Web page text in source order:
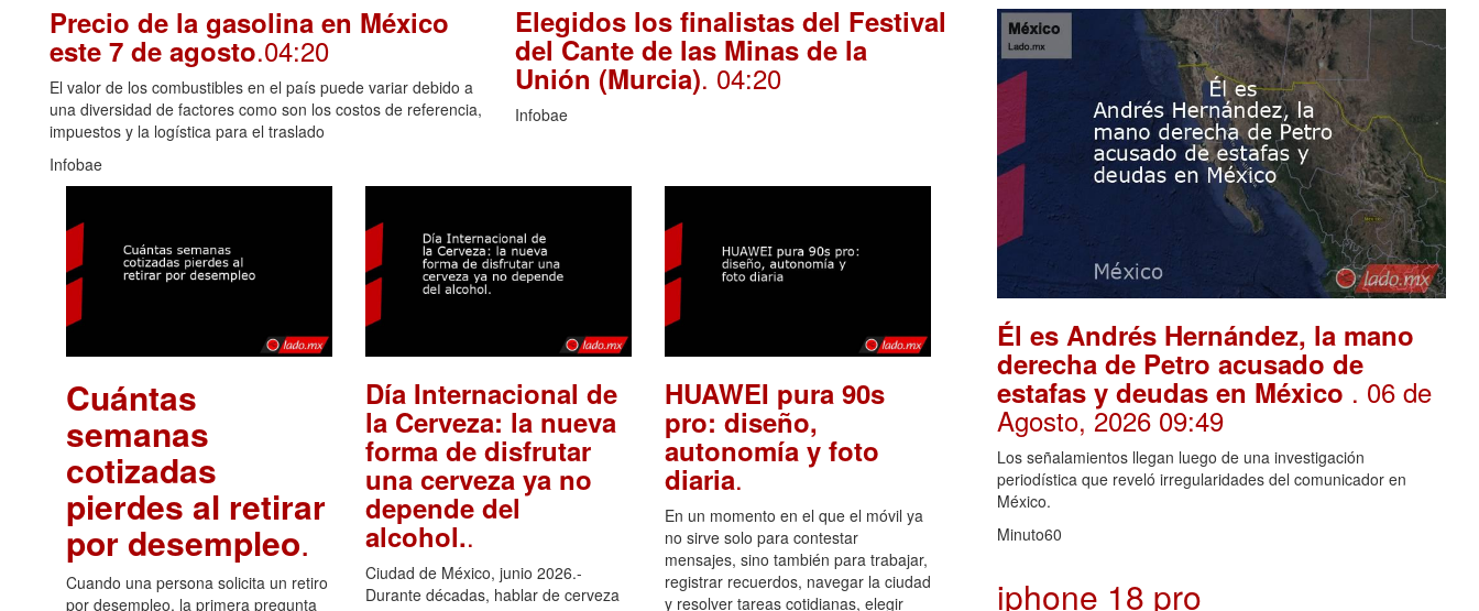
Precio de la gasolina en México
este 7 de agosto.04:20
El valor de los combustibles en el país puede variar debido a
una diversidad de factores como son los costos de referencia,
impuestos y la logística para el traslado
Infobae
Elegidos los finalistas del Festival
del Cante de las Minas de la
Unión (Murcia). 04:20
Infobae
Cuántas
semanas
cotizadas
pierdes al retirar
por desempleo.
Cuando una persona solicita un retiro
por desempleo, la primera pregunta
Día Internacional de
la Cerveza: la nueva
forma de disfrutar
una cerveza ya no
depende del
alcohol..
Ciudad de México, junio 2026.-
Durante décadas, hablar de cerveza
HUAWEI pura 90s
pro: diseño,
autonomía y foto
diaria.
En un momento en el que el móvil ya
no sirve solo para contestar
mensajes, sino también para trabajar,
registrar recuerdos, navegar la ciudad
y resolver tareas cotidianas, elegir
Él es Andrés Hernández, la mano
derecha de Petro acusado de
estafas y deudas en México . 06 de
Agosto, 2026 09:49
Los señalamientos llegan luego de una investigación
periodística que reveló irregularidades del comunicador en
México.
Minuto60
iphone 18 pro